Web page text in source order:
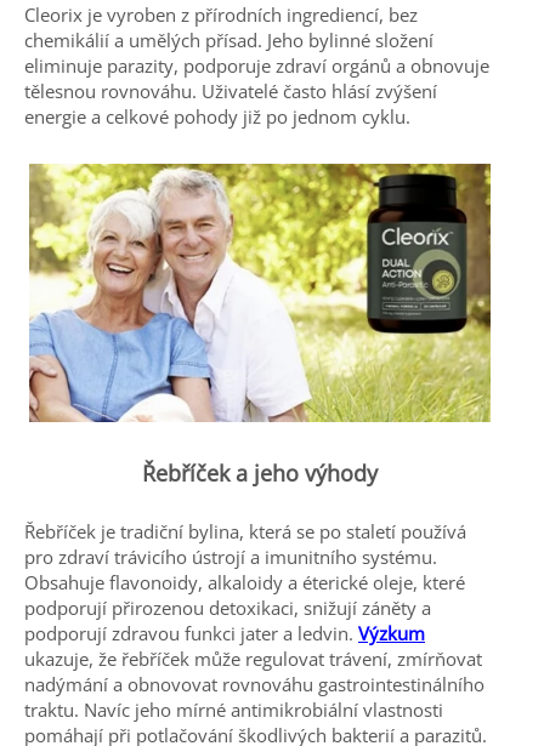
Cleorix je vyroben z přírodních ingrediencí, bez
chemikálií a umělých přísad. Jeho bylinné složení
eliminuje parazity, podporuje zdraví orgánů a obnovuje
tělesnou rovnováhu. Uživatelé často hlásí zvýšení
energie a celkové pohody již po jednom cyklu.
Řebříček a jeho výhody
Řebříček je tradiční bylina, která se po staletí používá
pro zdraví trávicího ústrojí a imunitního systému.
Obsahuje flavonoidy, alkaloidy a éterické oleje, které
podporují přirozenou detoxikaci, snižují záněty a
podporují zdravou funkci jater a ledvin. Výzkum
ukazuje, že řebříček může regulovat trávení, zmírňovat
nadýmání a obnovovat rovnováhu gastrointestinálního
traktu. Navíc jeho mírné antimikrobiální vlastnosti
pomáhají při potlačování škodlivých bakterií a parazitů.